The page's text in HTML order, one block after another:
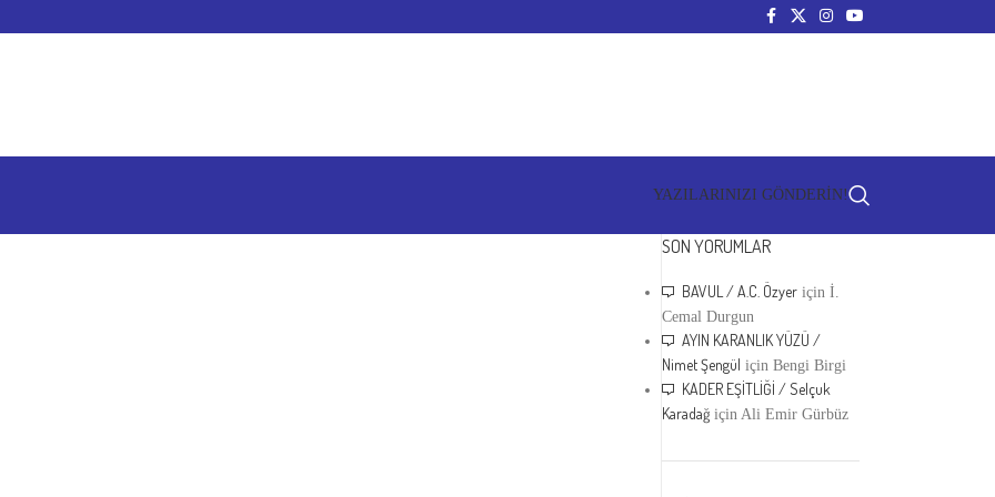
YAZILARINIZI GÖNDERİN!
SON YORUMLAR
BAVUL / A.C. Özyer içinİ.
Cemal Durgun
AYIN KARANLIK YÜZÜ /
Nimet Şengül içinBengi Birgi
KADER EŞİTLİĞİ / Selçuk
Karadağ içinAli Emir Gürbüz